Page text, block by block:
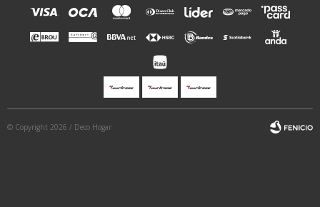
© Copyright 2026 / Deco Hogar